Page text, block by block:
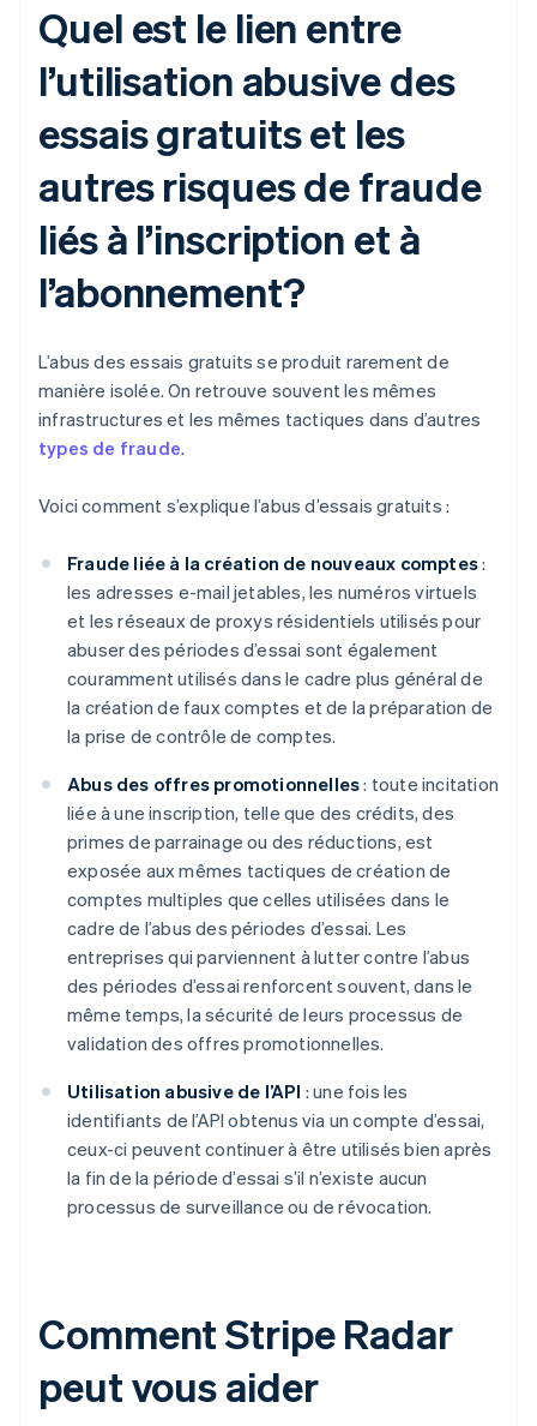
Quel est le lien entre
l’utilisation abusive des
essais gratuits et les
autres risques de fraude
liés à l’inscription et à
l’abonnement?
L’abus des essais gratuits se produit rarement de
manière isolée. On retrouve souvent les mêmes
infrastructures et les mêmes tactiques dans d’autres
types de fraude.
Voici comment s’explique l’abus d’essais gratuits :
Fraude liée à la création de nouveaux comptes:
les adresses e-mail jetables, les numéros virtuels
et les réseaux de proxys résidentiels utilisés pour
abuser des périodes d’essai sont également
couramment utilisés dans le cadre plus général de
la création de faux comptes et de la préparation de
la prise de contrôle de comptes.
Abus des offres promotionnelles: toute incitation
liée à une inscription, telle que des crédits, des
primes de parrainage ou des réductions, est
exposée aux mêmes tactiques de création de
comptes multiples que celles utilisées dans le
cadre de l’abus des périodes d’essai. Les
entreprises qui parviennent à lutter contre l’abus
des périodes d’essai renforcent souvent, dans le
même temps, la sécurité de leurs processus de
validation des offres promotionnelles.
Utilisation abusive de l’API : une fois les
identifiants de l’API obtenus via un compte d’essai,
ceux-ci peuvent continuer à être utilisés bien après
la fin de la période d’essai s’il n’existe aucun
processus de surveillance ou de révocation.
Comment Stripe Radar
peut vous aider